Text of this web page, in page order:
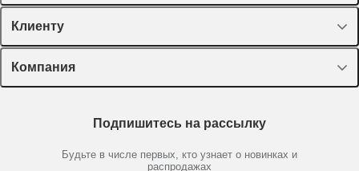
Спецпредложения
Оборудование, приборы
Пластик, стекло, принадлежности
Химические реактивы, препараты, наборы
Производители
Клиенту
Лекторий Диаэм
Доставка и оплата
Мобильное приложение
Компания
Партнеры
Подпишитесь на рассылку
Будьте в числе первых, кто узнает о новинках и
распродажах